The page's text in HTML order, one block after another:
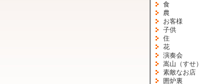
食
農
お客様
子供
住
花
演奏会
嵩山（すせ）
素敵なお店
囲炉裏